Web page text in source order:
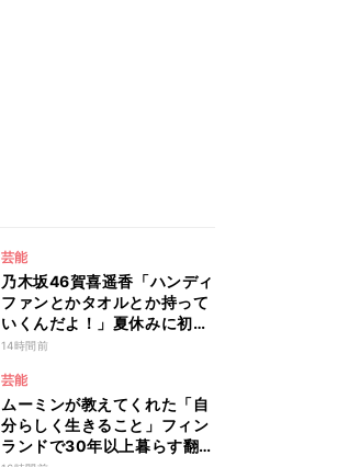
芸能
乃木坂46賀喜遥香「ハンディ
ファンとかタオルとか持って
いくんだよ！」夏休みに初め
て東京旅行するリスナーに全
14時間前
芸能
ムーミンが教えてくれた「自
分らしく生きること」フィン
ランドで30年以上暮らす翻訳